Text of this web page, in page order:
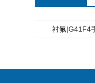
衬氟|G41F4